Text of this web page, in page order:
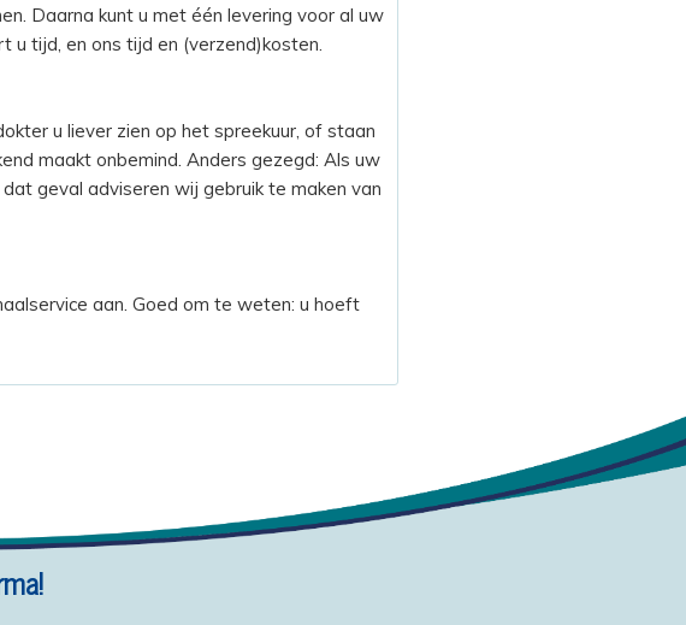
Daarna kunt u met één levering voor al uw
u tijd, en ons tijd en (verzend)kosten.
u liever zien op het spreekuur, of staan
maakt onbemind. Anders gezegd: Als uw
geval adviseren wij gebruik te maken van
aan. Goed om te weten: u hoeft